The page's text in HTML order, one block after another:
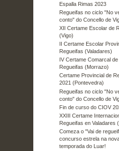
Espalla Rimas 2023
Regueifas no ciclo "No
conto" do Concello de
XII Certame Escolar de
(Vigo)
II Certame Escolar
Regueifas (Valadares)
IV Certame Comarcal de
Regueifas (Morrazo)
Certame Provincial de
2021 (Pontevedra)
Regueifas no ciclo "No
conto" do Concello de
Fin de curso do CIOV
XXIII Certame
Regueifas en Valadares
Comeza o "Vai de
concurso estrela na
temporada do Luar!